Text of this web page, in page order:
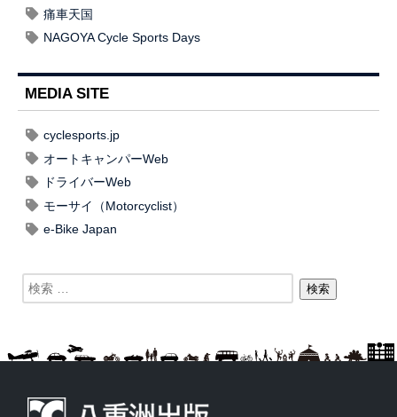
痛車天国
NAGOYA Cycle Sports Days
MEDIA SITE
cyclesports.jp
オートキャンパーWeb
ドライバーWeb
モーサイ（Motorcyclist）
e-Bike Japan